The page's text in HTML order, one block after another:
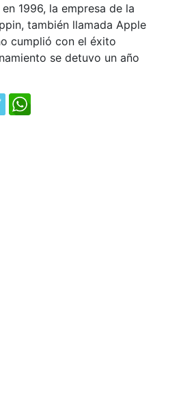
1996, la empresa de la
también llamada Apple
cumplió con el éxito
se detuvo un año